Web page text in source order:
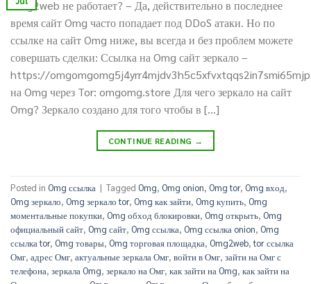
Omg2web не работает? – Да, действительно в последнее
время сайт Omg часто попадает под DDoS атаки. Но по
ссылке на сайт Omg ниже, вы всегда и без проблем можете
совершать сделки: Ссылка на Omg сайт зеркало –
https://
на Omg через Tor: omgomg.store Для чего зеркало на сайт
Omg? Зеркало создано для того чтобы в […]
CONTINUE READING →
Posted in Omg ссылка | Tagged Omg, Omg onion, Omg tor, Omg вход,
Omg зеркало, Omg зеркало tor, Omg как зайти, Omg купить, Omg
моментальные покупки, Omg обход блокировки, Omg открыть, Omg
официальный сайт, Omg сайт, Omg ссылка, Omg ссылка onion, Omg
ссылка tor, Omg товары, Omg торговая площадка, Omg2web,tor ссылка
Омг, адрес Омг, актуальные зеркала Омг, войти в Омг, зайти на Омг с
телефона, зеркала Omg, зеркало на Омг, как зайти на Omg, как зайти на